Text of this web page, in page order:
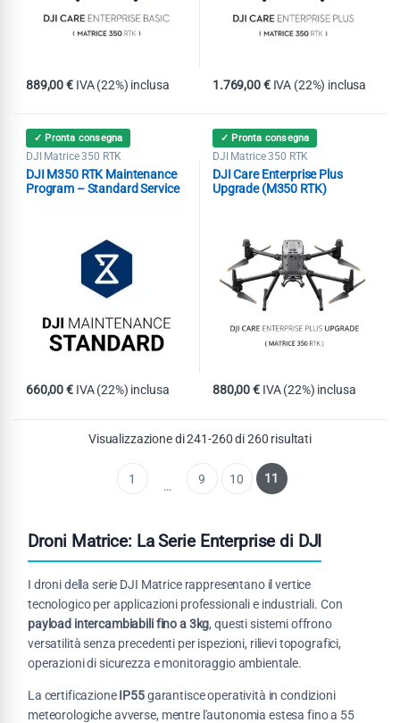
889,00€ IVA (22%) inclusa 1.769,00€ IVA (22%) inclusa
✓ Pronta consegna
DJI Matrice 350 RTK
DJI M350 RTK Maintenance
Program – Standard Service
660,00€ IVA (22%) inclusa
✓ Pronta consegna
DJI Matrice 350 RTK
DJI Care Enterprise Plus
Upgrade (M350 RTK)
880,00€ IVA (22%) inclusa
Visualizzazione di 241-260 di 260 risultati
1 … 9 10 11
Droni Matrice: La Serie Enterprise di DJI
I droni della serie DJI Matrice rappresentano il vertice
tecnologico per applicazioni professionali e industriali. Con
payload intercambiabili fino a 3kg, questi sistemi offrono
versatilità senza precedenti per ispezioni, rilievi topografici,
operazioni di sicurezza e monitoraggio ambientale.
La certificazioneIP55garantisce operatività in condizioni
meteorologiche avverse, mentre l'autonomia estesa fino a 55